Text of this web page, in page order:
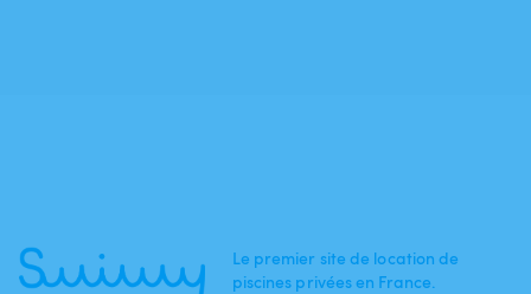
Le premier site de location de
piscines privées en France.